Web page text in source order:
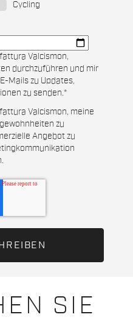
SIE
Cycling
Valcismon,
durchzuführen und mir
Mails zu Updates,
zu senden.*
Valcismon, meine
zu
Angebot zu